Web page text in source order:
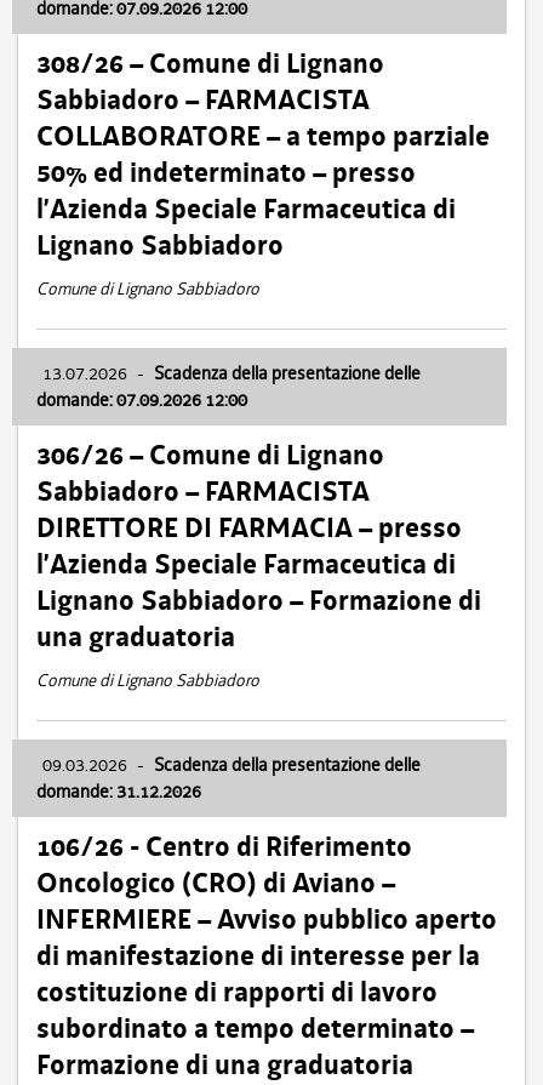
domande: 07.09.2026 12:00
308/26 – Comune di Lignano
Sabbiadoro – FARMACISTA
COLLABORATORE – a tempo parziale
50% ed indeterminato – presso
l’Azienda Speciale Farmaceutica di
Lignano Sabbiadoro
Comune di Lignano Sabbiadoro
13.07.2026 - Scadenza della presentazione delle
domande: 07.09.2026 12:00
306/26 – Comune di Lignano
Sabbiadoro – FARMACISTA
DIRETTORE DI FARMACIA – presso
l’Azienda Speciale Farmaceutica di
Lignano Sabbiadoro – Formazione di
una graduatoria
Comune di Lignano Sabbiadoro
09.03.2026 - Scadenza della presentazione delle
domande: 31.12.2026
106/26 - Centro di Riferimento
Oncologico (CRO) di Aviano –
INFERMIERE – Avviso pubblico aperto
di manifestazione di interesse per la
costituzione di rapporti di lavoro
subordinato a tempo determinato –
Formazione di una graduatoria